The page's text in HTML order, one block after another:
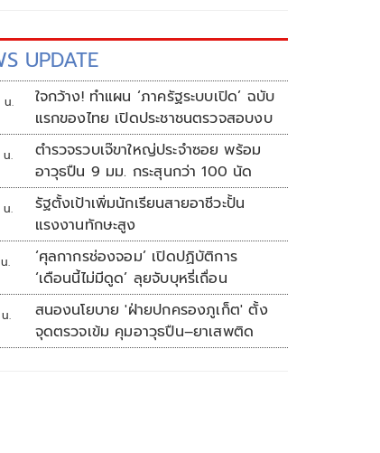
UPDATE
น.
ใจกว้าง! ทำแผน ‘ภาครัฐระบบเปิด’ ฉบับ
แรกของไทย เปิดประชาชนตรวจสอบงบ
น.
ตำรวจรวบเจ๊ขาใหญ่ประจำซอย พร้อม
อาวุธปืน 9 มม. กระสุนกว่า 100 นัด
น.
รัฐตั้งเป้าเพิ่มนักเรียนสายอาชีวะปั้น
แรงงานทักษะสูง
.
‘ศุลกากรช่องจอม’ เปิดปฏิบัติการ
‘เดือนนี้ไม่มีดูด’ ลุยจับบุหรี่เถื่อน
.
สนองนโยบาย 'ฝ่ายปกครองภูเก็ต' ตั้ง
จุดตรวจเข้ม คุมอาวุธปืน–ยาเสพติด